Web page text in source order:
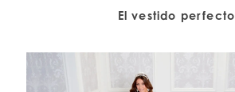
El vestido perfecto